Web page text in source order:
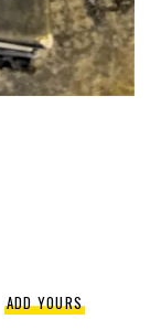
ADD YOURS